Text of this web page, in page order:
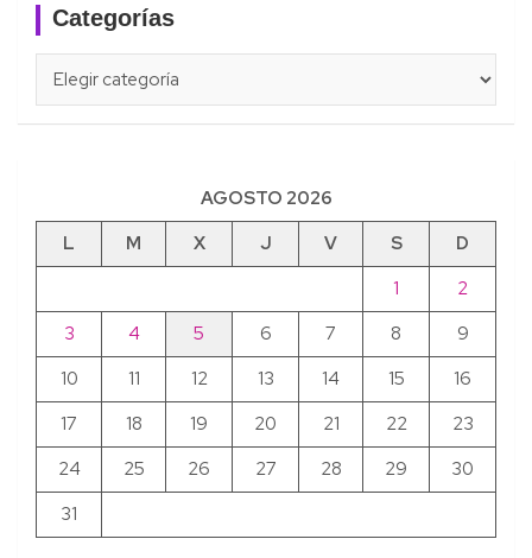
Categorías
AGOSTO 2026
L
M X J V S
D
1
2
3
4 5 6 7 8
9
10
11 12 13 14 15
16
17
18 19 20 21 22
23
24
25 26 27 28 29
30
31